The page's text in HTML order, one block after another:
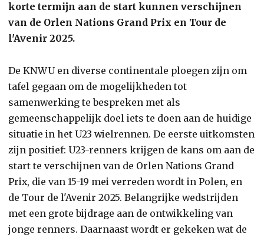
korte termijn aan de start kunnen verschijnen
van de Orlen Nations Grand Prix en Tour de
l'Avenir 2025.
De KNWU en diverse continentale ploegen zijn om
tafel gegaan om de mogelijkheden tot
samenwerking te bespreken met als
gemeenschappelijk doel iets te doen aan de huidige
situatie in het U23 wielrennen. De eerste uitkomsten
zijn positief: U23-renners krijgen de kans om aan de
start te verschijnen van de Orlen Nations Grand
Prix, die van 15-19 mei verreden wordt in Polen, en
de Tour de l'Avenir 2025. Belangrijke wedstrijden
met een grote bijdrage aan de ontwikkeling van
jonge renners. Daarnaast wordt er gekeken wat de